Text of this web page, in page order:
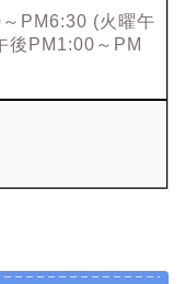
PM6:30 (火曜午
後PM1:00～PM